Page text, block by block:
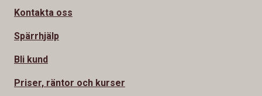
Kontakta oss
Spärrhjälp
Bli kund
Priser, räntor och kurser